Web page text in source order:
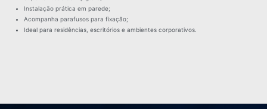
Instalação prática em parede;
Acompanha parafusos para fixação;
Ideal para residências, escritórios e ambientes corporativos.